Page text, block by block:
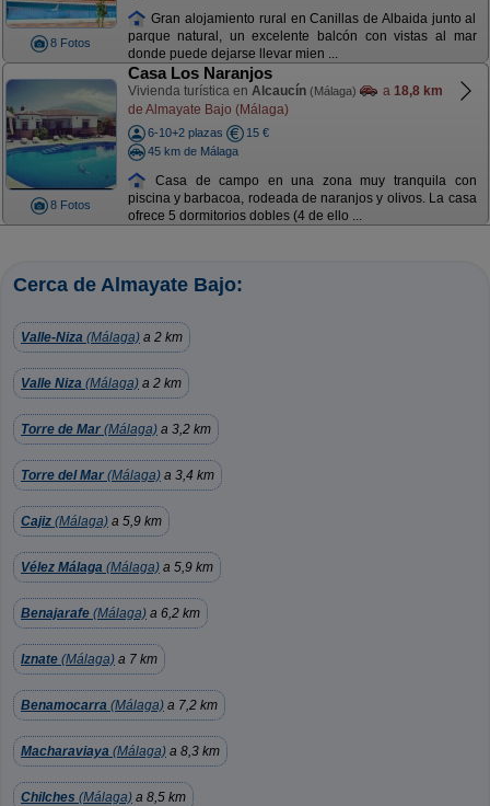
8 Fotos
Gran alojamiento rural en Canillas de Albaida junto al
parque natural, un excelente balcón con vistas al mar
donde puede dejarse llevar mien ...
8 Fotos
Casa Los Naranjos
Vivienda turística en Alcaucín (Málaga) a 18,8 km
de Almayate Bajo (Málaga)
6-10+2 plazas
15 €
45 km de Málaga
Casa de campo en una zona muy tranquila con
piscina y barbacoa, rodeada de naranjos y olivos. La casa
ofrece 5 dormitorios dobles (4 de ello ...
Cerca de Almayate Bajo:
Valle-Niza (Málaga) a 2 km
Valle Niza (Málaga) a 2 km
Torre de Mar (Málaga) a 3,2 km
Torre del Mar (Málaga) a 3,4 km
Cajiz (Málaga) a 5,9 km
Vélez Málaga (Málaga) a 5,9 km
Benajarafe (Málaga) a 6,2 km
Iznate (Málaga) a 7 km
Benamocarra (Málaga) a 7,2 km
Macharaviaya (Málaga) a 8,3 km
Chilches (Málaga) a 8,5 km